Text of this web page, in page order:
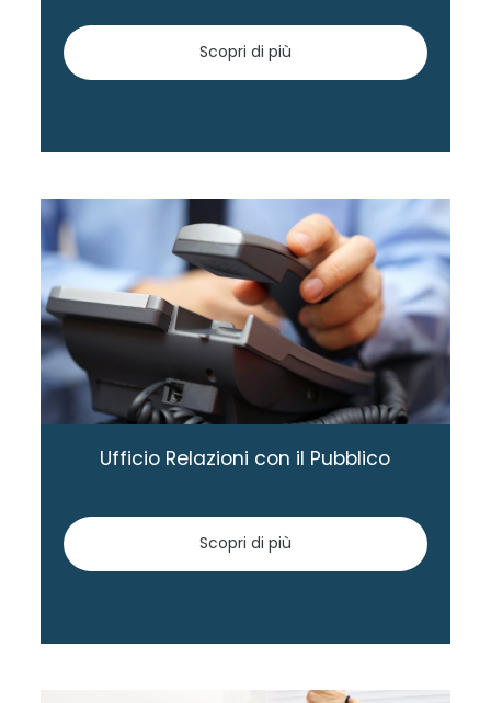
Scopri di più
Ufficio Relazioni con il Pubblico
Scopri di più